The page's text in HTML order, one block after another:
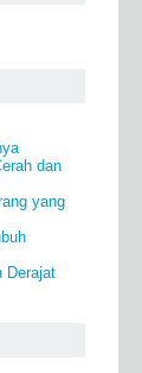
dan
yang
Derajat